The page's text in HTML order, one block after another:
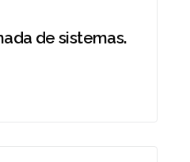
de sistemas.